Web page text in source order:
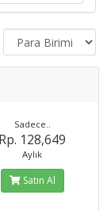
Sadece..
Rp. 128,649
Aylık
Satın Al